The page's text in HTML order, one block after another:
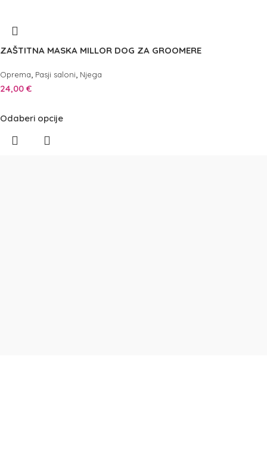
ZAŠTITNA MASKA MILLOR DOG ZA GROOMERE
Oprema Pasji saloni Njega
24,00 €
Odaberi opcije